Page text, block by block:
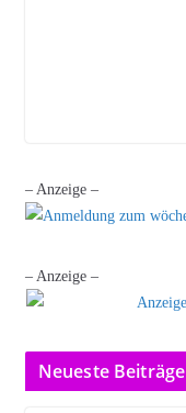
– Anzeige –
– Anzeige –
Neueste Beiträge